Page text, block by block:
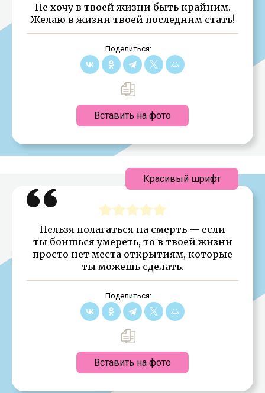
Не хочу в твоей жизни быть крайним.
Желаю в жизни твоей последним стать!
Поделиться:
Вставить на фото
Нельзя полагаться на смерть — если
ты боишься умереть, то в твоей жизни
просто нет места открытиям, которые
ты можешь сделать.
Поделиться:
Вставить на фото
Красивый шрифт